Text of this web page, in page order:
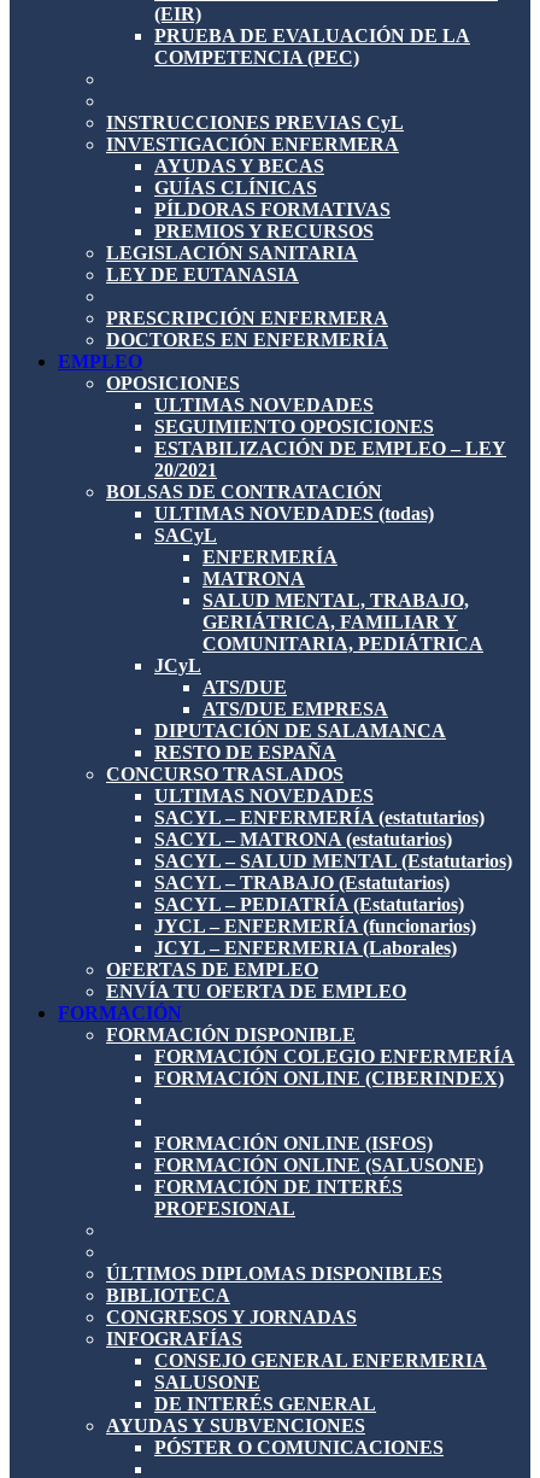
(EIR)
PRUEBA DE EVALUACIÓN DE LA
COMPETENCIA (PEC)
INSTRUCCIONES PREVIAS CyL
INVESTIGACIÓN ENFERMERA
AYUDAS Y BECAS
GUÍAS CLÍNICAS
PÍLDORAS FORMATIVAS
PREMIOS Y RECURSOS
LEGISLACIÓN SANITARIA
LEY DE EUTANASIA
PRESCRIPCIÓN ENFERMERA
DOCTORES EN ENFERMERÍA
EMPLEO
OPOSICIONES
ULTIMAS NOVEDADES
SEGUIMIENTO OPOSICIONES
ESTABILIZACIÓN DE EMPLEO – LEY
20/2021
BOLSAS DE CONTRATACIÓN
ULTIMAS NOVEDADES (todas)
SACyL
ENFERMERÍA
MATRONA
SALUD MENTAL, TRABAJO,
GERIÁTRICA, FAMILIAR Y
COMUNITARIA, PEDIÁTRICA
JCyL
ATS/DUE
ATS/DUE EMPRESA
DIPUTACIÓN DE SALAMANCA
RESTO DE ESPAÑA
CONCURSO TRASLADOS
ULTIMAS NOVEDADES
SACYL – ENFERMERÍA (estatutarios)
SACYL – MATRONA (estatutarios)
SACYL – SALUD MENTAL (Estatutarios)
SACYL – TRABAJO (Estatutarios)
SACYL – PEDIATRÍA (Estatutarios)
JYCL – ENFERMERÍA (funcionarios)
JCYL – ENFERMERIA (Laborales)
OFERTAS DE EMPLEO
ENVÍA TU OFERTA DE EMPLEO
FORMACIÓN
FORMACIÓN DISPONIBLE
FORMACIÓN COLEGIO ENFERMERÍA
FORMACIÓN ONLINE (CIBERINDEX)
FORMACIÓN ONLINE (ISFOS)
FORMACIÓN ONLINE (SALUSONE)
FORMACIÓN DE INTERÉS
PROFESIONAL
ÚLTIMOS DIPLOMAS DISPONIBLES
BIBLIOTECA
CONGRESOS Y JORNADAS
INFOGRAFÍAS
CONSEJO GENERAL ENFERMERIA
SALUSONE
DE INTERÉS GENERAL
AYUDAS Y SUBVENCIONES
PÓSTER O COMUNICACIONES